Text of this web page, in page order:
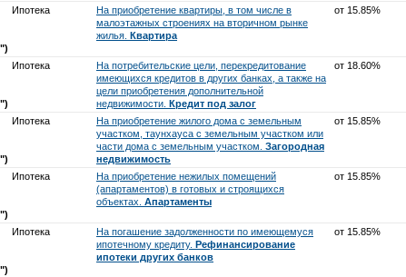
Ипотека
На приобретение квартиры, в том числе в
малоэтажных строениях на вторичном рынке
жилья. Квартира
от 15.85%
Ипотека
На потребительские цели, перекредитование
имеющихся кредитов в других банках, а также на
цели приобретения дополнительной
недвижимости. Кредит под залог
от 18.60%
Ипотека
На приобретение жилого дома с земельным
участком, таунхауса с земельным участком или
части дома с земельным участком. Загородная
недвижимость
от 15.85%
Ипотека
На приобретение нежилых помещений
(апартаментов) в готовых и строящихся
объектах. Апартаменты
от 15.85%
Ипотека
На погашение задолженности по имеющемуся
ипотечному кредиту. Рефинансирование
ипотеки других банков
от 15.85%